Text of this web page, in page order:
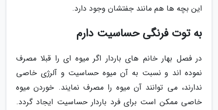
این بچه ها هم مانند جفتشان وجود دارد.
به توت فرنگی حساسیت دارم
در فصل بهار خانم های باردار اگر میوه ای را قبلا مصرف
نموده اند و نسبت به آن میوه حساسیت و آلرژی خاصی
ندارند، می توانند آن میوه را مصرف نمایند. خوردن میوه
خاصی ممکن است برای فرد باردار حساسیت ایجاد گردد.